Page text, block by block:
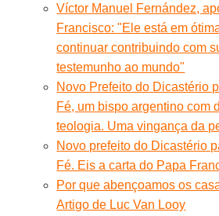
Víctor Manuel Fernández,
Francisco: "Ele está em
continuar contribuindo com
testemunho ao mundo"
Novo Prefeito do Dicastério
Fé, um bispo argentino com
teologia. Uma vingança da
Novo prefeito do Dicastério
Fé. Eis a carta do Papa
Por que abençoamos os
Artigo de Luc Van Looy